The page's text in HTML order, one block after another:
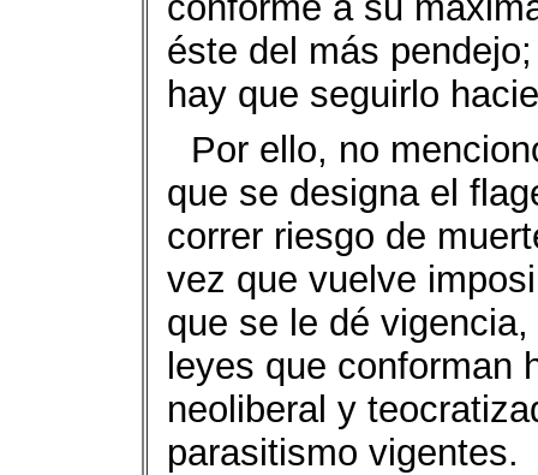
éste del más
hay que seguirlo
Por ello, no
que se designa el
correr riesgo de
vez que vuelve
que se le dé
leyes que conforman
neoliberal y
parasitismo vigentes.